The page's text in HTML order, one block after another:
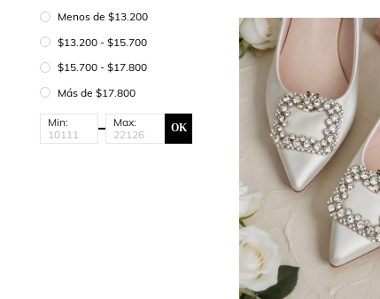
Menos de $13.200
$13.200 - $15.700
$15.700 - $17.800
Más de $17.800
Min: Max: OK